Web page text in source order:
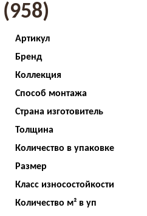
Артикул
Бренд
Коллекция
Способ монтажа
Страна изготовитель
Толщина
Количество в упаковке
Размер
Класс износостойкости
Количество м² в уп